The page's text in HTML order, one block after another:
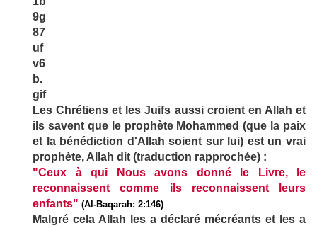
Les Chrétiens et les Juifs aussi croient en Allah et
ils savent que le prophète Mohammed (que la paix
et la bénédiction d'Allah soient sur lui) est un vrai
prophète, Allah dit (traduction rapprochée) :
"Ceux à qui Nous avons donné le Livre, le
reconnaissent comme ils reconnaissent leurs
enfants" (Al-Baqarah: 2:146)
Malgré cela Allah les a déclaré mécréants et les a